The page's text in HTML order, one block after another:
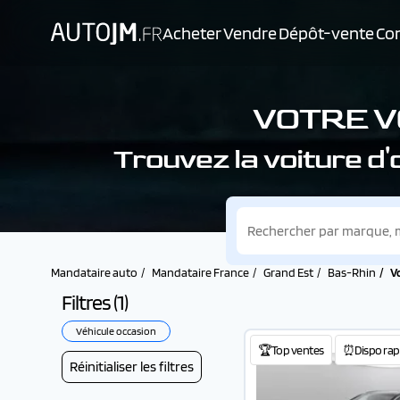
AcheterVendreDépôt-vente
VOTRE
Trouvez la voiture
Mandataire auto Mandataire France Grand Est Bas-Rhin
Filtres (1)
Véhicule occasion
Réinitialiser les filtres
🏆Top ventes ⏰Dispo